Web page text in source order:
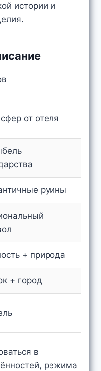
истории и
от отеля
руины
+ природа
+ город
в
режима